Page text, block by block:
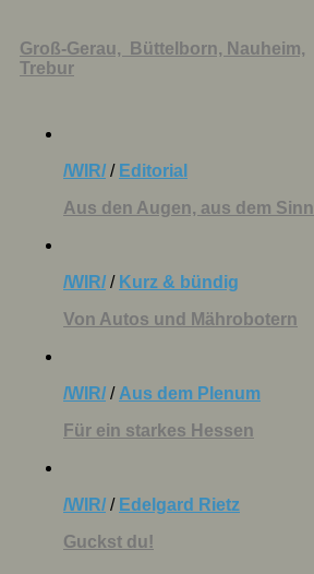
Groß-Gerau, Büttelborn, Nauheim,
Trebur
/WIR/ / Editorial
Aus den Augen, aus dem Sinn
/WIR/ / Kurz & bündig
Von Autos und Mährobotern
/WIR/ / Aus dem Plenum
Für ein starkes Hessen
/WIR/ / Edelgard Rietz
Guckst du!